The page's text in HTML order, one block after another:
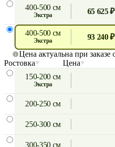
400-500 см
экстра 65 625 ₽
400-500 см
экстра 93 240 ₽
Цена актуальна при заказе
Ростовка
Цена
150-200 см
экстра
200-250 см
250-300 см
300-350 см